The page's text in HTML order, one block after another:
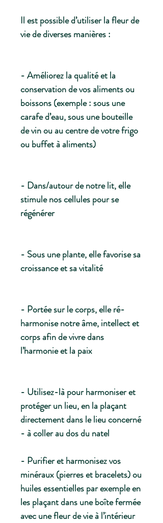
Il est possible d’utiliser la fleur de
vie de diverses manières :
- Améliorez la qualité et la
conservation de vos aliments ou
boissons (exemple : sous une
carafe d’eau, sous une bouteille
de vin ou au centre de votre frigo
ou buffet à aliments)
- Dans/autour de notre lit, elle
stimule nos cellules pour se
régénérer
- Sous une plante, elle favorise sa
croissance et sa vitalité
- Portée sur le corps, elle ré-
harmonise notre âme, intellect et
corps afin de vivre dans
l’harmonie et la paix
- Utilisez-là pour harmoniser et
protéger un lieu, en la plaçant
directement dans le lieu concerné
- à coller au dos du natel
- Purifier et harmonisez vos
minéraux (pierres et bracelets) ou
huiles essentielles par exemple en
les plaçant dans une boîte fermée
avec une fleur de vie à l’intérieur